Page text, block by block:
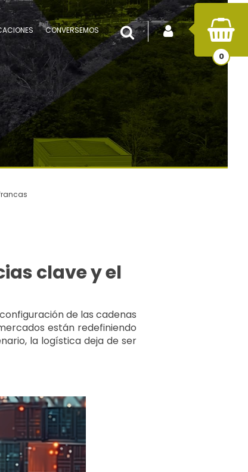
CONVERSEMOS INICIAR SESIÓN
Buscar
0
clave y el
de las cadenas
están redefiniendo
la logística deja de ser